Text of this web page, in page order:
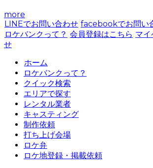
more
LINEでお問い合わせ facebookでお問い
ロケバンクって？ 会員登録はこちら マイ
せ
ホーム
ロケバンクって？
クイック検索
エリアで探す
レンタル業者
キャスティング
制作依頼
打ち上げ会場
ロケ弁
ロケ地登録・掲載依頼